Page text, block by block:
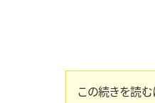
この続きを読